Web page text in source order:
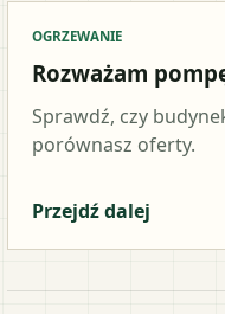
OGRZEWANIE
Rozważam
Sprawdź, czy
porównasz oferty.
Przejdź dalej